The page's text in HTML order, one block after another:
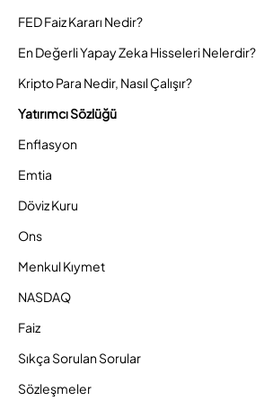
FED Faiz Kararı Nedir?
En Değerli Yapay Zeka Hisseleri Nelerdir?
Kripto Para Nedir, Nasıl Çalışır?
Yatırımcı Sözlüğü
Enflasyon
Emtia
Döviz Kuru
Ons
Menkul Kıymet
NASDAQ
Faiz
Sıkça Sorulan Sorular
Sözleşmeler